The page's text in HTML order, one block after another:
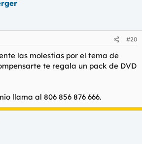
CAMIÓN Y
A CASA,
A DORMIR.
#20
las molestias por el tema de
te regala un pack de DVD
llama al 806 856 876 666.